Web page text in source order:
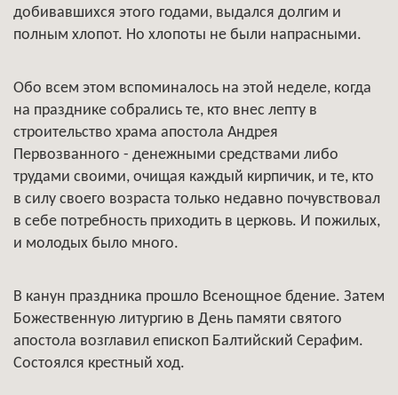
добивавшихся этого годами, выдался долгим и
полным хлопот. Но хлопоты не были напрасными.
Обо всем этом вспоминалось на этой неделе, когда
на празднике собрались те, кто внес лепту в
строительство храма апостола Андрея
Первозванного - денежными средствами либо
трудами своими, очищая каждый кирпичик, и те, кто
в силу своего возраста только недавно почувствовал
в себе потребность приходить в церковь. И пожилых,
и молодых было много.
В канун праздника прошло Всенощное бдение. Затем
Божественную литургию в День памяти святого
апостола возглавил епископ Балтийский Серафим.
Состоялся крестный ход.